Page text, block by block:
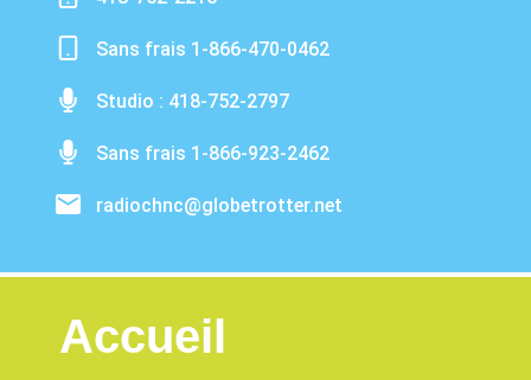
Sans frais 1-866-470-0462
Studio : 418-752-2797
Sans frais 1-866-923-2462
radiochnc@globetrotter.net
Accueil